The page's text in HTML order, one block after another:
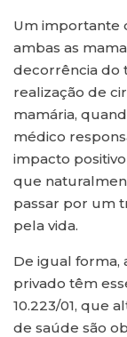
Um importante
ambas as
decorrência do
realização de
mamária,
médico
impacto
que
passar por um
pela vida.
De igual forma,
privado têm
10.223/01, que
de saúde são